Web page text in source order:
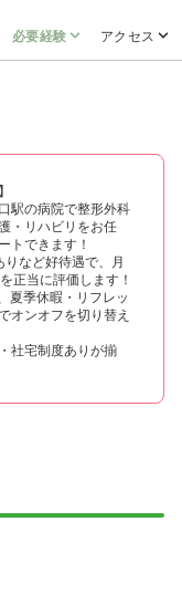
必要経験 アクセス
駅の病院で整形外科
・リハビリをお任
トできます！
など好待遇で、月
正当に評価します！
夏季休暇・リフレッ
オンオフを切り替え
社宅制度ありが揃